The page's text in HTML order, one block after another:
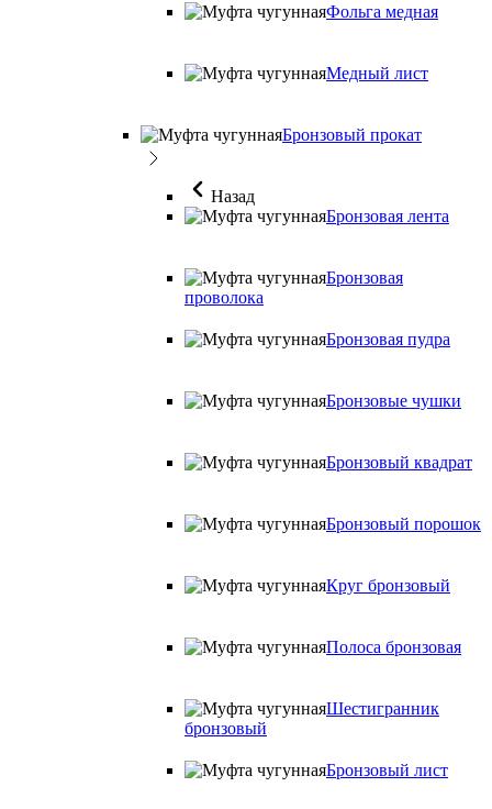
Фольга медная
Медный лист
Бронзовый прокат
Назад
Бронзовая лента
Бронзовая
проволока
Бронзовая пудра
Бронзовые чушки
Бронзовый квадрат
Бронзовый порошок
Круг бронзовый
Полоса бронзовая
Шестигранник
бронзовый
Бронзовый лист